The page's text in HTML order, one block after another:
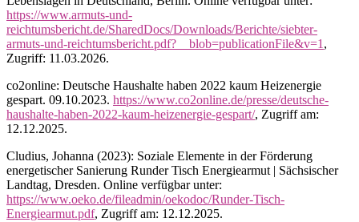
https://www.armuts-und-
reichtumsbericht.de/SharedDocs/Downloads/Berichte/siebter-
armuts-und-reichtumsbericht.pdf?__blob=publicationFile&v=1 ,
Zugriff: 11.03.2026.
co2online: Deutsche Haushalte haben 2022 kaum Heizenergie
gespart. 09.10.2023. https://www.co2online.de/presse/deutsche-
haushalte-haben-2022-kaum-heizenergie-gespart/, Zugriff am:
12.12.2025.
Cludius, Johanna (2023): Soziale Elemente in der Förderung
energetischer Sanierung Runder Tisch Energiearmut | Sächsischer
Landtag, Dresden. Online verfügbar unter:
https://www.oeko.de/fileadmin/oekodoc/Runder-Tisch-
Energiearmut.pdf, Zugriff am: 12.12.2025.